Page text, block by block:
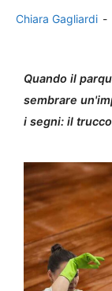
Chiara Gagliardi -
Quando il
sembrare
i segni: il